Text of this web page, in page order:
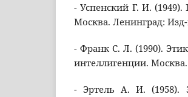
- Успенский Г. И.
Москва. Ленинград:
- Франк С. Л. (1990).
интеллигенции. Москва.
- Эртель А. И. (1958).